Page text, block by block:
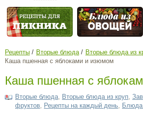
Рецепты Вторые блюда
Вторые блюда из
Каша пшенная с яблоками и изюмом
Каша пшенная с
Вторые блюда Вторые блюда из круп
фруктов Рецепты на каждый день Блюда